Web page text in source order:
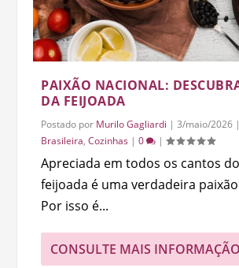
PAIXÃO NACIONAL:
DA FEIJOADA
Postado por Murilo Gagliardi |3/maio/2026
Brasileira,Cozinhas |0 |
Apreciada em todos os cantos
feijoada é uma verdadeira
Por isso é...
CONSULTE MAIS INFORMAÇÃO